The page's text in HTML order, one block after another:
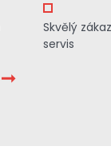
Skvělý
servis